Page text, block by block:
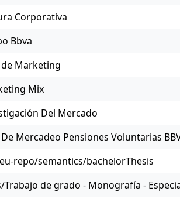
Corporativa
Bbva
de Marketing
Mix
Del Mercado
Mercadeo Pensiones Voluntarias
repo/semantics/bachelorThesis
Trabajo de grado - Monografía -